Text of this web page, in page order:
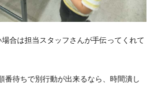
合は担当スタッフさんが手伝ってくれて
番待ちで別行動が出来るなら、時間潰し